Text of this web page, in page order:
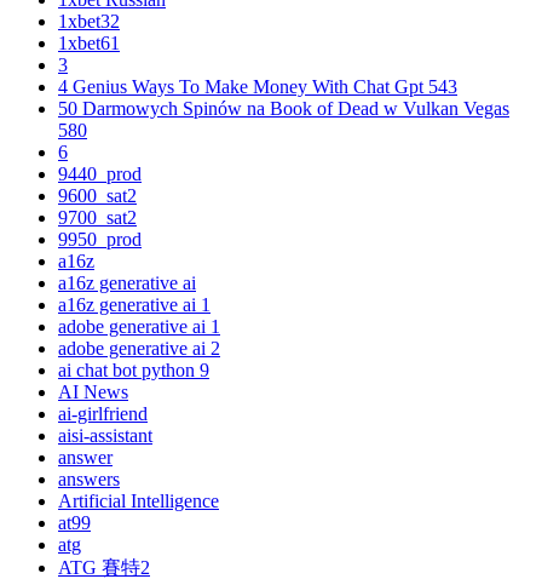
1xbet32
1xbet61
3
4 Genius Ways To Make Money With Chat Gpt 543
50 Darmowych Spinów na Book of Dead w Vulkan Vegas
580
6
9440_prod
9600_sat2
9700_sat2
9950_prod
a16z
a16z generative ai
a16z generative ai 1
adobe generative ai 1
adobe generative ai 2
ai chat bot python 9
AI News
ai-girlfriend
aisi-assistant
answer
answers
Artificial Intelligence
at99
atg
ATG 賽特2